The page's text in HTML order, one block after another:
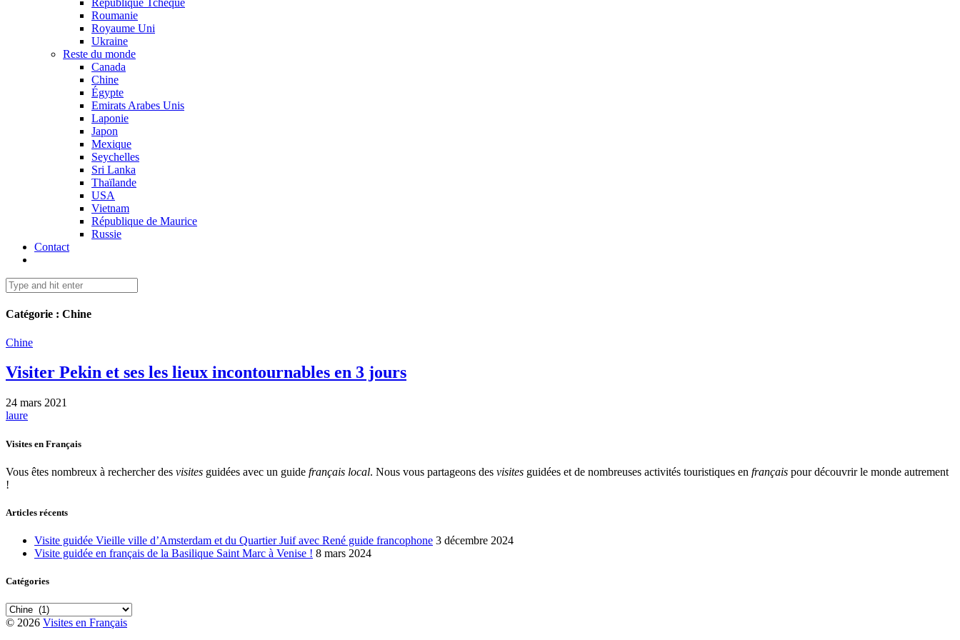
République Tchèque
Roumanie
Royaume Uni
Ukraine
Reste du monde
Canada
Chine
Égypte
Emirats Arabes Unis
Laponie
Japon
Mexique
Seychelles
Sri Lanka
Thaïlande
USA
Vietnam
République de Maurice
Russie
Contact
Catégorie : Chine
Chine
Visiter Pekin et ses les lieux incontournables en 3 jours
24 mars 2021
laure
Visites en Français
Vous êtes nombreux à rechercher des visites guidées avec un guide français local. Nous vous partageons des visites guidées et de nombreuses activités touristiques en français pour découvrir le monde autrement
!
Articles récents
Visite guidée Vieille ville d’Amsterdam et du Quartier Juif avec René guide francophone 3 décembre 2024
Visite guidée en français de la Basilique Saint Marc à Venise ! 8 mars 2024
Catégories
Catégories
© 2026 Visites en Français